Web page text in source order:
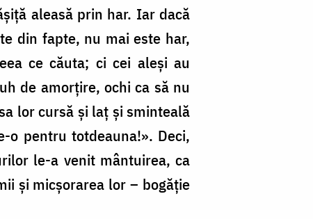
aleasă prin har. Iar dacă
din fapte, nu mai este har,
ce căuta; ci cei aleși au
de amorțire, ochi ca să nu
lor cursă și laț și sminteală
o pentru totdeauna!». Deci,
le-a venit mântuirea, ca
și micșorarea lor – bogăție